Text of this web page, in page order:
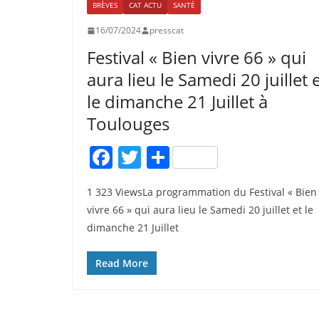
BRÈVES CAT ACTU SANTÉ
16/07/2024 presscat
Festival « Bien vivre 66 » qui
aura lieu le Samedi 20 juillet
le dimanche 21 Juillet à
Toulouges
F
a
c
e
b
o
T
itt
er
P
ta
g
1 323 ViewsLa programmation du Festival « Bien
vivre 66 » qui aura lieu le Samedi 20 juillet et le
dimanche 21 Juillet
Read More